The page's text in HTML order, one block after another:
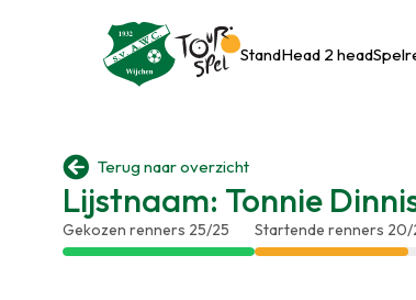
StandHead 2 head
 Terug naar overzicht
Lijstnaam: Tonnie
Gekozen renners 25/25 Startende renners 20/